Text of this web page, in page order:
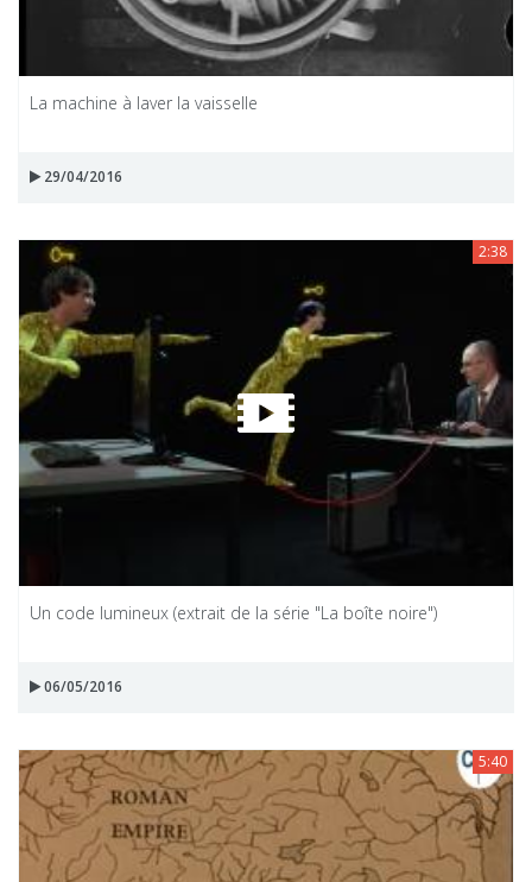
La machine à laver la vaisselle
29/04/2016
2:38
Un code lumineux (extrait de la série "La boîte noire")
06/05/2016
5:40